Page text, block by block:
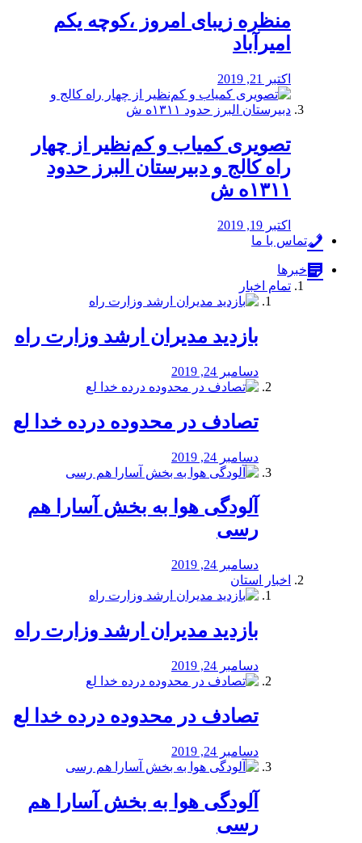
منظره‌‌ زیبای امروز ،کوچه یکم
امیرآباد
اکتبر 21, 2019
️تصویری کمیاب و کم‌نظیر از چهار
راه كالج و دبيرستان البرز حدود
۱۳۱۱ه ش
اکتبر 19, 2019
تماس با ما
خبرها
تمام اخبار
بازدید مدیران ارشد وزارت راه
دسامبر 24, 2019
تصادف در محدوده درده خدا لع
دسامبر 24, 2019
آلودگی هوا به بخش آسارا هم
رسی
دسامبر 24, 2019
اخبار استان
بازدید مدیران ارشد وزارت راه
دسامبر 24, 2019
تصادف در محدوده درده خدا لع
دسامبر 24, 2019
آلودگی هوا به بخش آسارا هم
رسی